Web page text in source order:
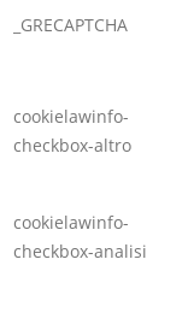
_GRECAPTCHA
cookielawinfo-
checkbox-altro
cookielawinfo-
checkbox-analisi